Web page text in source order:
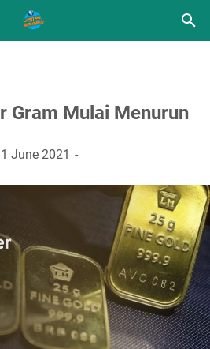
Gram Mulai Menurun
June 2021